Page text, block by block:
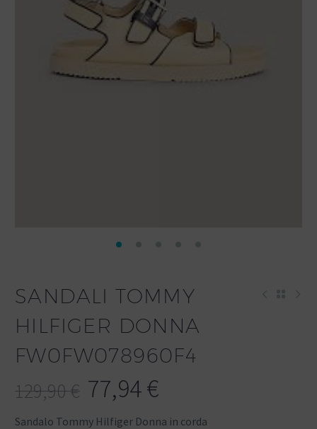
SANDALI TOMMY
HILFIGER DONNA
FW0FW078960F4
129,90€ 77,94€
Sandalo Tommy Hilfiger Donna in corda